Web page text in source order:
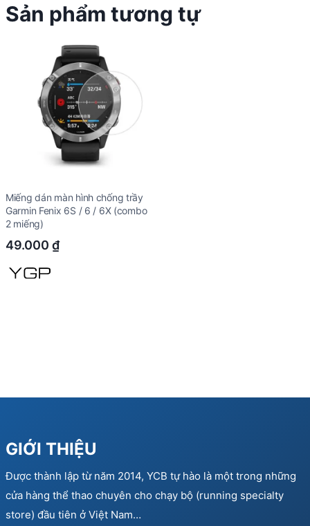
Sản phẩm tương tự
Miếng dán màn hình chống trầy
Garmin Fenix 6S / 6 / 6X (combo
2 miếng)
49.000 ₫
GIỚI THIỆU
Được thành lập từ năm 2014, YCB tự hào là một trong những
cửa hàng thể thao chuyên cho chạy bộ (running specialty
store) đầu tiên ở Việt Nam…